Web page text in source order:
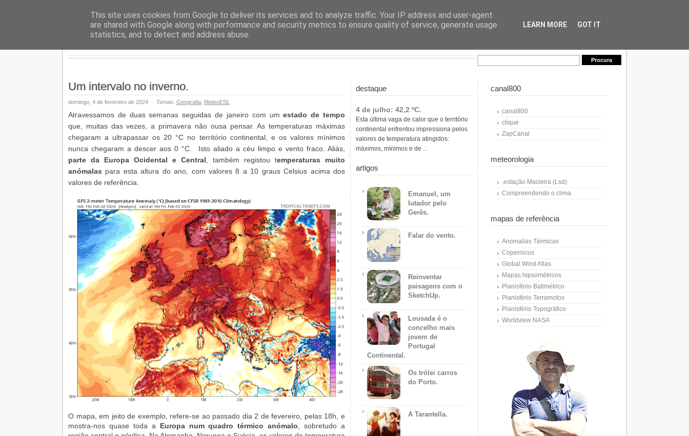
Geopalavras
Um intervalo no inverno.
domingo, 4 de fevereiro de 2024 · Temas: Geografia MeteoESL
Atravessamos de duas semanas seguidas de janeiro com umestado de tempo
que, muitas das vezes, a primavera não ousa pensar. As temperaturas máximas
chegaram a ultrapassar os 20 °C no território continental, e os valores mínimos
nunca chegaram a descer aos 0 °C. Isto aliado a céu limpo e vento fraco. Aliás,
parte da Europa Ocidental e Central , também registou temperaturas muito
anómalas para esta altura do ano, com valores 8 a 10 graus Celsius acima dos
valores de referência.
O mapa, em jeito de exemplo, refere-se ao passado dia 2 de fevereiro, pelas 18h, e
mostra-nos quase toda a Europa num quadro térmico anómalo , sobretudo a
destaque
4 de julho: 42,2 ºC.
Esta última vaga de calor que o território
continental enfrentou impressiona pelos
valores de temperatura atingidos:
máximos, mínimos e de ...
artigos
Emanuel, um
lutador pelo
Gerês.
Falar do vento.
Reinventar
paisagens com o
SketchUp.
Lousada é o
concelho mais
jovem de
Portugal
Continental.
Os trólei carros
do Porto.
A Tarantella.
canal800
canal800
clique
ZapCanal
meteorologia
.estação Macieira (Lsd)
Compreendendo o clima
mapas de referência
Anomalias Térmicas
Copernicus
Global Wind Atlas
Mapas hipsométricos
Planisfério Batimétrico
Planisfério Terramotos
Planisfério Topográfico
Worldview NASA
This site uses cookies from Google to deliver its services and to analyze traffic. Your IP address and user-agent
are shared with Google along with performance and security metrics to ensure quality of service, generate usage
statistics, and to detect and address abuse.
LEARN MORE GOT IT